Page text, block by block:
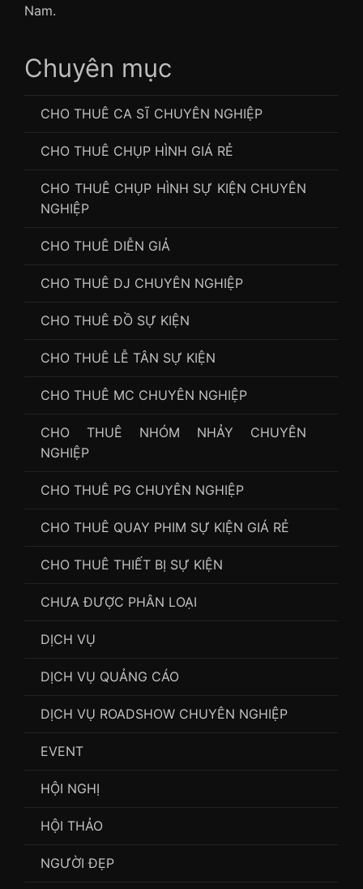
Nam.
Chuyên mục
CHO THUÊ CA SĨ CHUYÊN NGHIỆP
CHO THUÊ CHỤP HÌNH GIÁ RẺ
CHO THUÊ CHỤP HÌNH SỰ KIỆN CHUYÊN
NGHIỆP
CHO THUÊ DIỄN GIẢ
CHO THUÊ DJ CHUYÊN NGHIỆP
CHO THUÊ ĐỒ SỰ KIỆN
CHO THUÊ LỄ TÂN SỰ KIỆN
CHO THUÊ MC CHUYÊN NGHIỆP
CHO THUÊ NHÓM NHẢY CHUYÊN
NGHIỆP
CHO THUÊ PG CHUYÊN NGHIỆP
CHO THUÊ QUAY PHIM SỰ KIỆN GIÁ RẺ
CHO THUÊ THIẾT BỊ SỰ KIỆN
CHƯA ĐƯỢC PHÂN LOẠI
DỊCH VỤ
DỊCH VỤ QUẢNG CÁO
DỊCH VỤ ROADSHOW CHUYÊN NGHIỆP
EVENT
HỘI NGHỊ
HỘI THẢO
NGƯỜI ĐẸP